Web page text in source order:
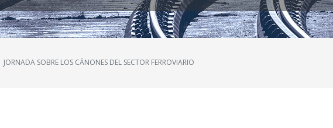
JORNADA SOBRE LOS CÁNONES DEL SECTOR FERROVIARIO